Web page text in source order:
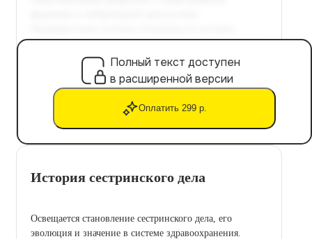
Полный текст доступен
в расширенной версии
Оплатить 299 р.
История сестринского дела
Освещается становление сестринского дела, его
эволюция и значение в системе здравоохранения.